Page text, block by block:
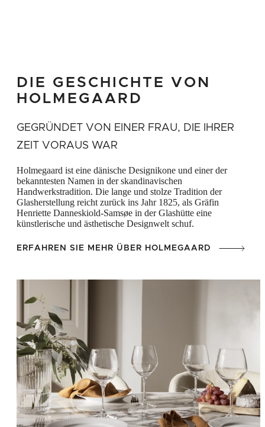
DIE GESCHICHTE VON
HOLMEGAARD
GEGRÜNDET VON EINER FRAU, DIE IHRER
ZEIT VORAUS WAR
Holmegaard ist eine dänische Designikone und einer der
bekanntesten Namen in der skandinavischen
Handwerkstradition. Die lange und stolze Tradition der
Glasherstellung reicht zurück ins Jahr 1825, als Gräfin
Henriette Danneskiold-Samsøe in der Glashütte eine
künstlerische und ästhetische Designwelt schuf.
ERFAHREN SIE MEHR ÜBER HOLMEGAARD